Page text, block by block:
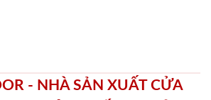
- NHÀ SẢN XUẤT CỬA